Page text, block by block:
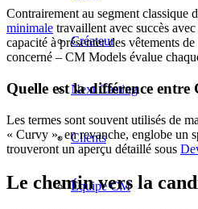
Créateur
Next Casting
Clients
Équipe CM
Contrairement au segment classique
minimale travaillent avec succès
capacité à présenter des vêtements
concerné – CM Models évalue
Quelle est la différence entre
Les termes sont souvent utilisés de
« Curvy », en revanche, englobe un
trouveront un aperçu détaillé sous
Le chemin vers la